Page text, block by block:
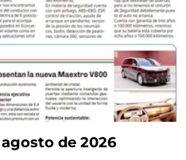
agosto de 2026